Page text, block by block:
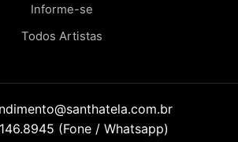
Informe-se
Todos Artistas
(Fone / Whatsapp)